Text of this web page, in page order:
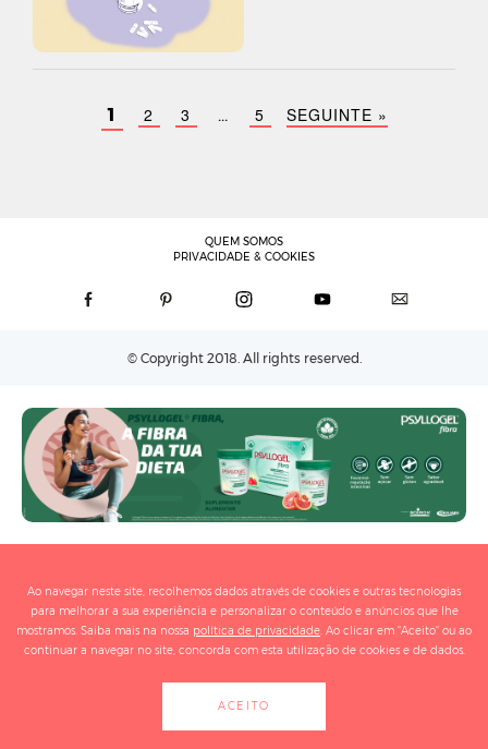
1 2 3 … 5 SEGUINTE »
QUEM SOMOS
PRIVACIDADE & COOKIES
© Copyright 2018. All rights reserved.
Ao navegar neste site, recolhemos dados através de cookies e outras tecnologias
para melhorar a sua experiência e personalizar o conteúdo e anúncios que lhe
mostramos. Saiba mais na nossa política de privacidade. Ao clicar em "Aceito" ou ao
continuar a navegar no site, concorda com esta utilização de cookies e de dados.
ACEITO